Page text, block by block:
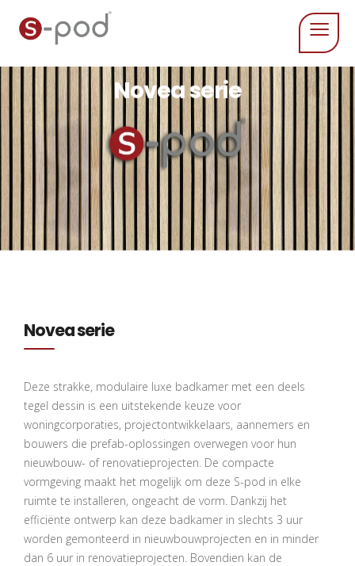
Novea serie
Novea serie
Deze strakke, modulaire luxe badkamer met een deels
tegel dessin is een uitstekende keuze voor
woningcorporaties, projectontwikkelaars, aannemers en
bouwers die prefab-oplossingen overwegen voor hun
nieuwbouw- of renovatieprojecten. De compacte
vormgeving maakt het mogelijk om deze S-pod in elke
ruimte te installeren, ongeacht de vorm. Dankzij het
efficiënte ontwerp kan deze badkamer in slechts 3 uur
worden gemonteerd in nieuwbouwprojecten en in minder
dan 6 uur in renovatieprojecten. Bovendien kan de